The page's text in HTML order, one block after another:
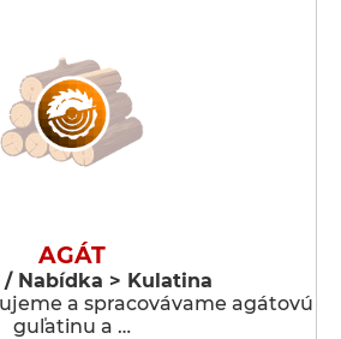
AGÁT
/ Nabídka > Kulatina
a spracovávame agátovú
guľatinu a …